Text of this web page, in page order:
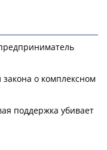
о комплексном
поддержка убивает